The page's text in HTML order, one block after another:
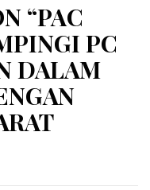
“PAC
PC
DALAM